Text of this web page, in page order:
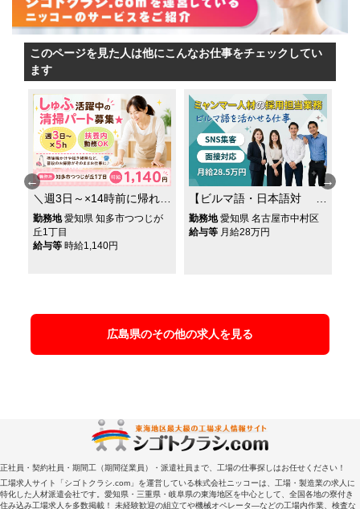
このページを見た人は他にこんなお仕事をチェックしてい
ます
＼週3日～×14時前に帰れ
ます♪／しゅふ活躍中の
清掃パート募集★扶養内
OK★家庭と両立できる
勤務地愛知県 知多市つつじが
丘1丁目
給与等 時給1,140円
【ビルマ語・日本語対
応】ミャンマー人材の採
用担当（SNS集客・面
勤務地愛知県 名古屋市中村区
給与等 月給28万円
広島県のその他の求人を見る
正社員・契約社員・期間工（期間従業員）・派遣社員まで、工場の仕事探しはお任せください！
工場求人サイト「シゴトクラシ.com」を運営している株式会社ニッコーは、工場・製造業の求人に
特化した人材派遣会社です。愛知県・三重県・岐阜県の東海地区を中心として、全国各地の寮付き
住み込み工場求人を多数掲載！ 未経験歓迎の組立てや機械オペレータ―などの工場内作業、検査な